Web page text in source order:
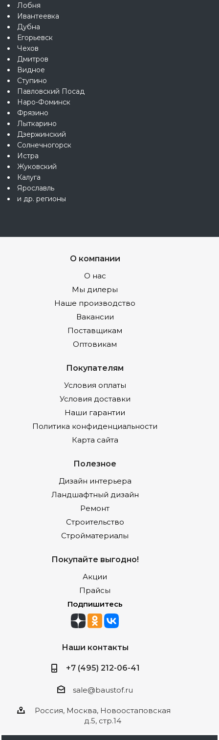
Лобня
Ивантеевка
Дубна
Егорьевск
Чехов
Дмитров
Видное
Ступино
Павловский Посад
Наро-Фоминск
Фрязино
Лыткарино
Дзержинский
Солнечногорск
Истра
Жуковский
Калуга
Ярославль
и др. регионы
О компании
О нас
Мы дилеры
Наше производство
Вакансии
Поставщикам
Оптовикам
Покупателям
Условия оплаты
Условия доставки
Наши гарантии
Политика конфиденциальности
Карта сайта
Полезное
Дизайн интерьера
Ландшафтный дизайн
Ремонт
Строительство
Стройматериалы
Покупайте выгодно!
Акции
Прайсы
Подпишитесь
Наши контакты
+7 (495) 212-06-41
sale@baustof.ru
Россия, Москва, Новоостаповская
д.5, стр.14